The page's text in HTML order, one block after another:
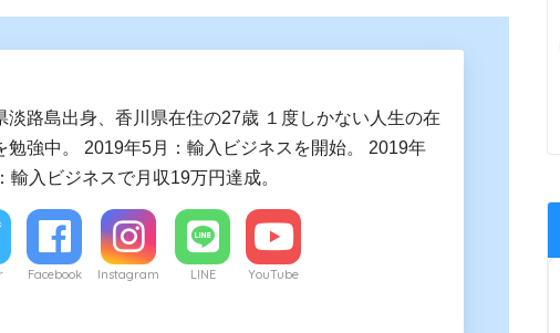
淡路島出身、香川県在住の27歳 １度しかない人生の在
勉強中。 2019年5月：輸入ビジネスを開始。 2019年
輸入ビジネスで月収19万円達成。
Facebook Instagram LINE YouTube